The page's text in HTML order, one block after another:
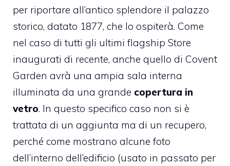
per riportare all’antico splendore il palazzo
storico, datato 1877, che lo ospiterà. Come
nel caso di tutti gli ultimi flagship Store
inaugurati di recente, anche quello di Covent
Garden avrà una ampia sala interna
illuminata da una grande copertura in
vetro. In questo specifico caso non si è
trattata di un aggiunta ma di un recupero,
perché come mostrano alcune foto
dell’interno dell’edificio (usato in passato per